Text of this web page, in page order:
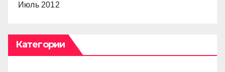
Июль 2012
Категории